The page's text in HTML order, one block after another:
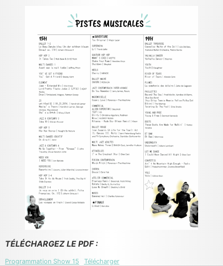
TÉLÉCHARGEZ LE PDF :
Programmation Show 15 Télécharger